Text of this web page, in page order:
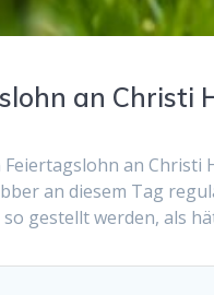
an Christi
an Christi
an diesem Tag
so gestellt werden, als